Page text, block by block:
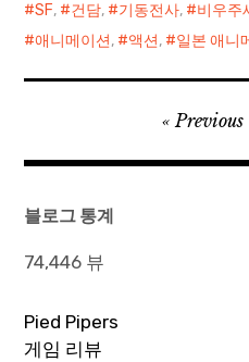
SF, 건담, 기동전사, 비우주
애니메이션, 액션, 일본 애니
탐
Previous
블로그 통계
74,446 뷰
Pied Pipers
게임 리뷰